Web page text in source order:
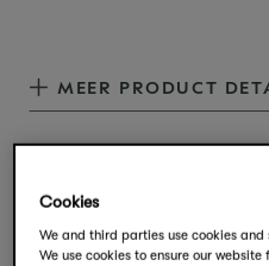
MEER PRODUCT
Cookies
We and third parties use cookies
We use cookies to ensure our